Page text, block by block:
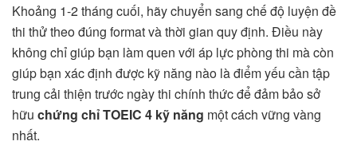
Khoảng 1-2 tháng cuối, hãy chuyển sang chế độ luyện đề
thi thử theo đúng format và thời gian quy định. Điều này
không chỉ giúp bạn làm quen với áp lực phòng thi mà còn
giúp bạn xác định được kỹ năng nào là điểm yếu cần tập
trung cải thiện trước ngày thi chính thức để đảm bảo sở
hữu chứng chỉ TOEIC 4 kỹ năng một cách vững vàng
nhất.